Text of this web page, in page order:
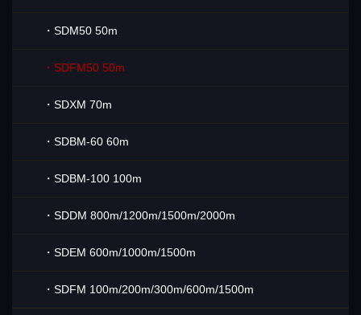
・SDM50 50m
・SDFM50 50m
・SDXM 70m
・SDBM-60 60m
・SDBM-100 100m
・SDDM 800m/1200m/1500m/2000m
・SDEM 600m/1000m/1500m
・SDFM 100m/200m/300m/600m/1500m